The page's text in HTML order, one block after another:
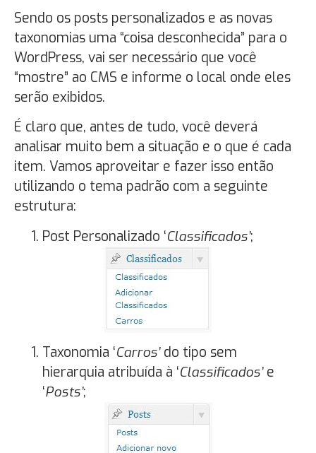
Sendo os posts personalizados e as novas
taxonomias uma “coisa desconhecida” para o
WordPress, vai ser necessário que você
“mostre” ao CMS e informe o local onde eles
serão exibidos.
É claro que, antes de tudo, você deverá
analisar muito bem a situação e o que é cada
item. Vamos aproveitar e fazer isso então
utilizando o tema padrão com a seguinte
estrutura:
Post Personalizado ‘Classificados’;
Taxonomia ‘Carros’do tipo sem
hierarquia atribuída à ‘Classificados’e
‘Posts’;